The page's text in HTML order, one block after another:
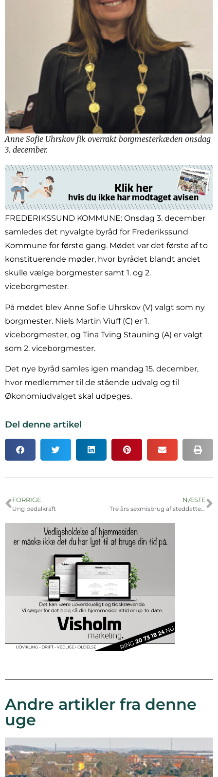
Anne Sofie Uhrskov fik overrakt borgmesterkæden onsdag
3. december.
FREDERIKSSUND KOMMUNE: Onsdag 3. december
samledes det nyvalgte byråd for Frederikssund
Kommune for første gang. Mødet var det første af to
konstituerende møder, hvor byrådet blandt andet
skulle vælge borgmester samt 1. og 2.
viceborgmester.
På mødet blev Anne Sofie Uhrskov (V) valgt som ny
borgmester. Niels Martin Viuff (C) er 1.
viceborgmester, og Tina Tving Stauning (A) er valgt
som 2. viceborgmester.
Det nye byråd samles igen mandag 15. december,
hvor medlemmer til de stående udvalg og til
Økonomiudvalget skal udpeges.
Del denne artikel
FORRIGE
Ung pedalkraft
NÆSTE
Tre års sexmisbrug af steddatter: ’Alt for forkert’
Andre artikler fra denne
uge